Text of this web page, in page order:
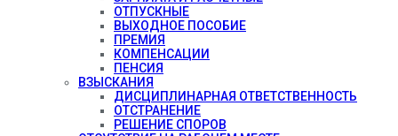
ОТПУСКНЫЕ
ВЫХОДНОЕ ПОСОБИЕ
ПРЕМИЯ
КОМПЕНСАЦИИ
ПЕНСИЯ
ВЗЫСКАНИЯ
ДИСЦИПЛИНАРНАЯ ОТВЕТСТВЕННОСТЬ
ОТСТРАНЕНИЕ
РЕШЕНИЕ СПОРОВ